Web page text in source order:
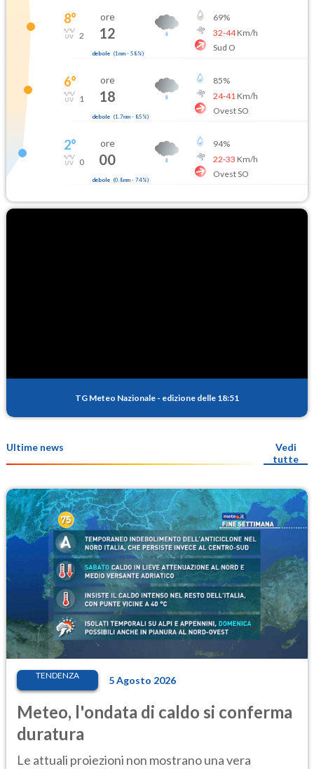
8°
2
ore
12
debole (1mm- 58%)
69%
32-44Km/h
Sud O
6°
1
ore
18
debole (1.7mm- 85 %)
85%
24-41 Km/h
Ovest SO
2°
0
ore
00
debole (0.8mm- 74%)
94%
22-33 Km/h
Ovest SO
TG Meteo Nazionale - edizione delle 18:51
Ultime news
Vedi
tutte
TENDENZA 5 Agosto 2026
Meteo, l'ondata di caldo si conferma
duratura
Le attuali proiezioni non mostrano una vera